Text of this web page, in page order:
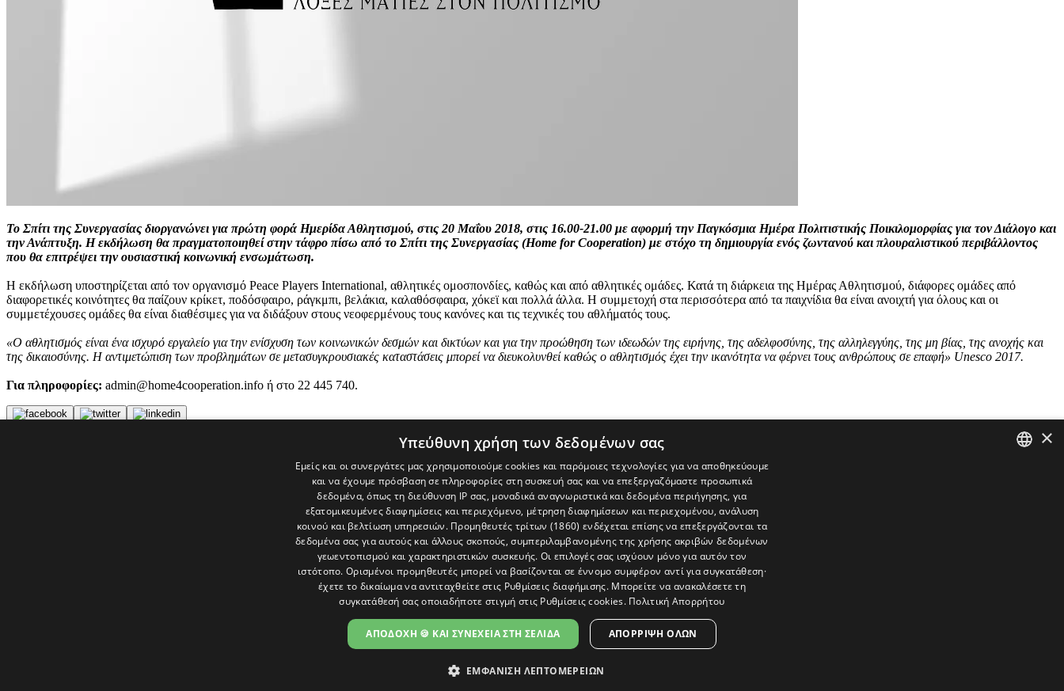
Το Σπίτι της Συνεργασίας διοργανώνει για πρώτη φορά Ημερίδα Αθλητισμού, στις 20 Μαΐου 2018, στις 16.00-21.00 με αφορμή την Παγκόσμια Ημέρα Πολιτιστικής Ποικιλομορφίας για τον Διάλογο και
την Ανάπτυξη. Η εκδήλωση θα πραγματοποιηθεί στην τάφρο πίσω από το Σπίτι της Συνεργασίας (Home for Cooperation) με στόχο τη δημιουργία ενός ζωντανού και πλουραλιστικού περιβάλλοντος
που θα επιτρέψει την ουσιαστική κοινωνική ενσωμάτωση.
Η εκδήλωση υποστηρίζεται από τον οργανισμό Peace Players International, αθλητικές ομοσπονδίες, καθώς και από αθλητικές ομάδες. Κατά τη διάρκεια της Ημέρας Αθλητισμού, διάφορες ομάδες από
διαφορετικές κοινότητες θα παίζουν κρίκετ, ποδόσφαιρο, ράγκμπι, βελάκια, καλαθόσφαιρα, χόκεϊ και πολλά άλλα. Η συμμετοχή στα περισσότερα από τα παιχνίδια θα είναι ανοιχτή για όλους και οι
συμμετέχουσες ομάδες θα είναι διαθέσιμες για να διδάξουν στους νεοφερμένους τους κανόνες και τις τεχνικές του αθλήματός τους.
«Ο αθλητισμός είναι ένα ισχυρό εργαλείο για την ενίσχυση των κοινωνικών δεσμών και δικτύων και για την προώθηση των ιδεωδών της ειρήνης, της αδελφοσύνης, της αλληλεγγύης, της μη βίας, της ανοχής και
της δικαιοσύνης. Η αντιμετώπιση των προβλημάτων σε μετασυγκρουσιακές καταστάσεις μπορεί να διευκολυνθεί καθώς ο αθλητισμός έχει την ικανότητα να φέρνει τους ανθρώπους σε επαφή» Unesco 2017.
Για πληροφορίες: admin@home4cooperation.info ή στο 22 445 740.
Το «Παράθυρο» είναι το πολιτιστικό ένθετο της εφημερίδας Πολίτης [Κύπρος] και του διαδικτυακού πόρταλ www.politis.com.cy. Ειδήσεις, συνεντεύξεις, συναντήσεις, ρεπορτάζ, ήχοι, εικόνες – κινούμενες
και στατικές, κριτικές προσεγγίσεις, λοξές ματιές. Βλέπουμε το δέντρο, δεν χάνουμε το δάσος.
×
Υπεύθυνη χρήση των δεδομένων σας
Εμείς και οι συνεργάτες μας χρησιμοποιούμε cookies και παρόμοιες τεχνολογίες για να αποθηκεύουμε
και να έχουμε πρόσβαση σε πληροφορίες στη συσκευή σας και να επεξεργαζόμαστε προσωπικά
δεδομένα, όπως τη διεύθυνση IP σας, μοναδικά αναγνωριστικά και δεδομένα περιήγησης, για
εξατομικευμένες διαφημίσεις και περιεχόμενο, μέτρηση διαφημίσεων και περιεχομένου, ανάλυση
κοινού και βελτίωση υπηρεσιών. Προμηθευτές τρίτων (1860) ενδέχεται επίσης να επεξεργάζονται τα
δεδομένα σας για αυτούς και άλλους σκοπούς, συμπεριλαμβανομένης της χρήσης ακριβών δεδομένων
γεωεντοπισμού και χαρακτηριστικών συσκευής. Οι επιλογές σας ισχύουν μόνο για αυτόν τον
ιστότοπο. Ορισμένοι προμηθευτές μπορεί να βασίζονται σε έννομο συμφέρον αντί για συγκατάθεση·
έχετε το δικαίωμα να αντιταχθείτε στις Ρυθμίσεις διαφήμισης. Μπορείτε να ανακαλέσετε τη
συγκατάθεσή σας οποιαδήποτε στιγμή στις Ρυθμίσεις cookies. Πολιτική Απορρήτου
ΑΠΟΔΟΧΗ 🍪 ΚΑΙ ΣΥΝΕΧΕΙΑ ΣΤΗ ΣΕΛΙΔΑ ΑΠΌΡΡΙΨΗ ΌΛΩΝ
ΕΜΦΑΝΙΣΗ ΛΕΠΤΟΜΕΡΕΙΩΝ